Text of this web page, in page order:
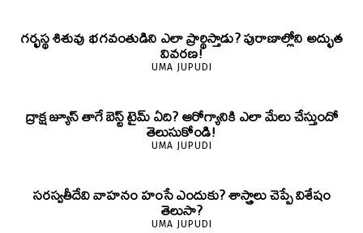
గర్భస్థ శిశువు భగవంతుడిని ఎలా ప్రార్థిస్తాడు? పురాణాల్లోని అద్భుత
వివరణ!
UMA JUPUDI
ద్రాక్ష జ్యూస్ తాగే బెస్ట్ టైమ్ ఏది? ఆరోగ్యానికి ఎలా మేలు చేస్తుందో
తెలుసుకోండి!
UMA JUPUDI
సరస్వతీదేవి వాహనం హంసే ఎందుకు? శాస్త్రాలు చెప్పే విశేషం
తెలుసా?
UMA JUPUDI